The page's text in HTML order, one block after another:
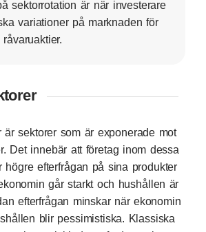
sektorrotation är när investerare
variationer på marknaden för
är sektorer som är exponerade mot
Det innebär att företag inom dessa
högre efterfrågan på sina produkter
går starkt och hushållen är
efterfrågan minskar när ekonomin
blir pessimistiska. Klassiska